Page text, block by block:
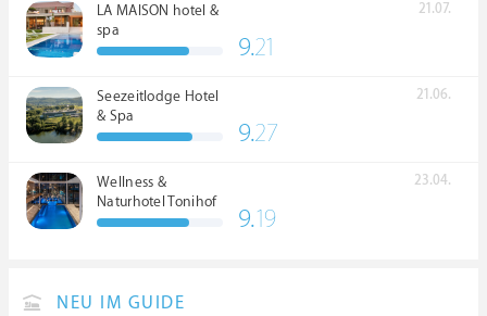
LA MAISON hotel &
spa
21.07.
9.21
Seezeitlodge Hotel
& Spa
21.06.
9.27
Wellness &
Naturhotel Tonihof
****S
23.04.
9.19
NEU IM GUIDE